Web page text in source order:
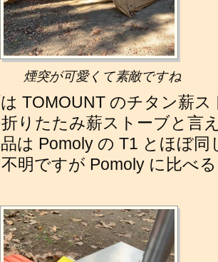
煙突が可愛くて素敵ですね
TOMOUNT のチタン薪
りたたみ薪ストーブと言
は Pomoly の T1 とほぼ
明ですが Pomoly に比べ